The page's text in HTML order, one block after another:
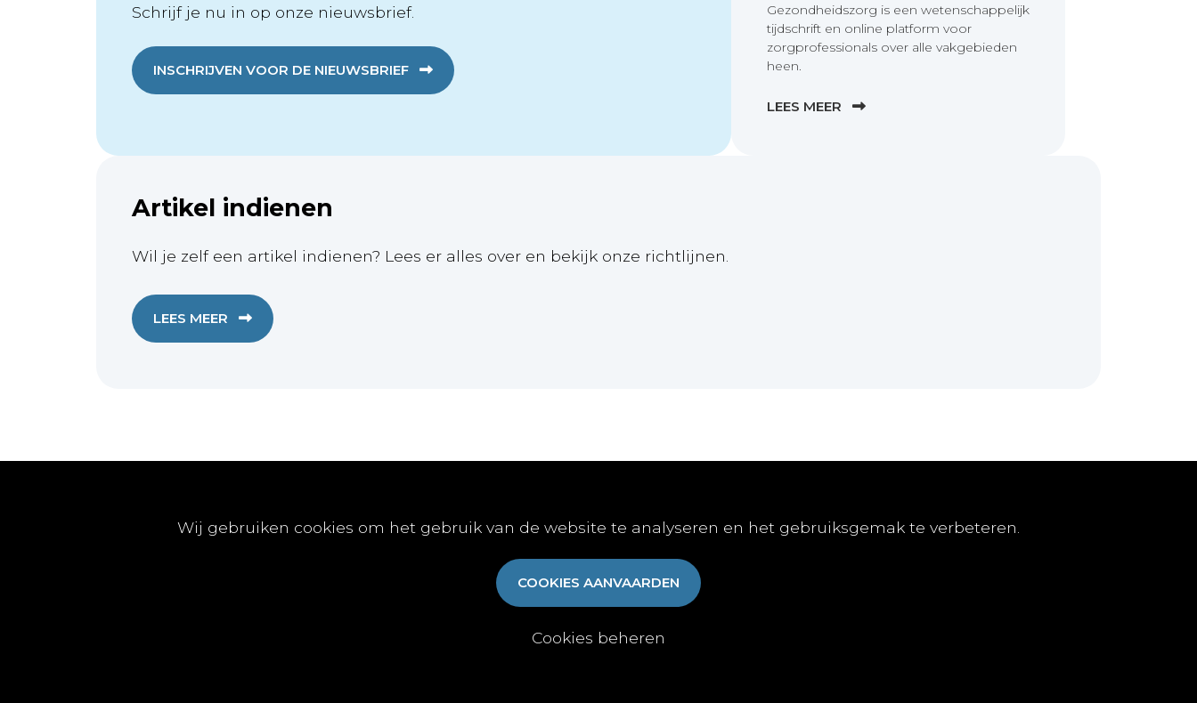
Wij gebruiken cookies om het gebruik van de website te analyseren en het gebruiksgemak te verbeteren.
COOKIES AANVAARDEN
Cookies beheren
Schrijf je nu in op onze nieuwsbrief.
INSCHRIJVEN VOOR DE NIEUWSBRIEF
Gezondheidszorg is een wetenschappelijk
tijdschrift en online platform voor
zorgprofessionals over alle vakgebieden
heen.
LEES MEER
Artikel indienen
Wil je zelf een artikel indienen? Lees er alles over en bekijk onze richtlijnen.
LEES MEER
Publicaties Online
Gratis-downloads
Publiceren
Vacature publiceren
Abonnementen